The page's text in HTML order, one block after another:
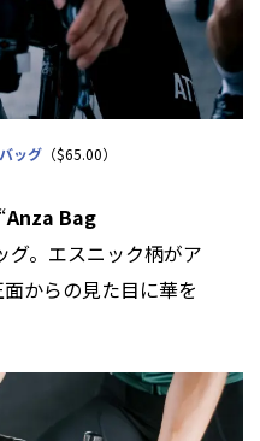
ッグ（$65.00）
Anza Bag
グ。エスニック柄がア
からの見た目に華を